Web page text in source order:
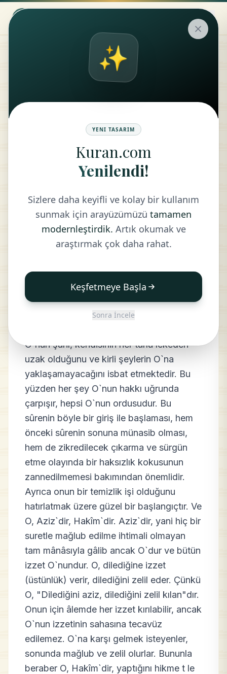
RETURN TO LIST
HAŞR
1. Göklerde ve yerde bulunan her şey,
Allah`ı tesbih ile tenzih etti ve etmektedir.
O`nun şânı, kendisinin her türlü lekeden
uzak olduğunu ve kirli şeylerin O`na
yaklaşamayacağını isbat etmektedir. Bu
yüzden her şey O`nun hakkı uğrunda
çarpışır, hepsi O`nun ordusudur. Bu
sûrenin böyle bir giriş ile başlaması, hem
önceki sûrenin sonuna münasib olması,
hem de zikredilecek çıkarma ve sürgün
etme olayında bir haksızlık kokusunun
zannedilmemesi bakımından önemlidir.
Ayrıca onun bir temizlik işi olduğunu
hatırlatmak üzere güzel bir başlangıçtır. Ve
O, Aziz`dir, Hakîm`dir. Aziz`dir, yani hiç bir
suretle mağlub edilme ihtimali olmayan
tam mânâsıyla gâlib ancak O`dur ve bütün
izzet O`nundur. O, dilediğine izzet
(üstünlük) verir, dilediğini zelil eder. Çünkü
O, "Dilediğini aziz, dilediğini zelil kılan"dır.
Onun için âlemde her izzet kırılabilir, ancak
O`nun izzetinin sahasına tecavüz
edilemez. O`na karşı gelmek isteyenler,
sonunda mağlub ve zelil olurlar. Bununla
beraber O, Hakîm`dir, yaptığını hikme t le
✨
YENI TASARIM
Kuran.com
Yenilendi!
Sizlere daha keyifli ve kolay bir kullanım
sunmak için arayüzümüzü tamamen
modernleştirdik. Artık okumak ve
araştırmak çok daha rahat.
Keşfetmeye Başla
Sonra İncele